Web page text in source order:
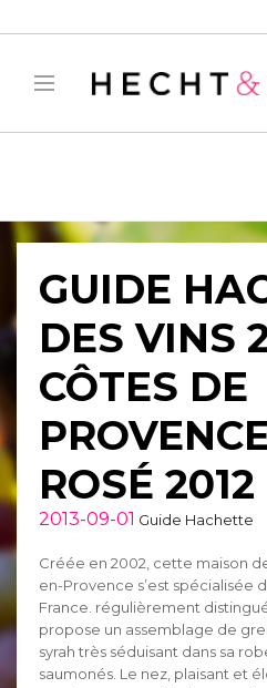
: filter_var() expects
manager/public/frontend.phpon
GUIDE
DES VINS
CÔTES DE
ROSÉ 2012
2013-09-01 Guide Hachette
Créée en 2002, cette maison
en-Provence s’est spécialisée
France. régulièrement
propose un assemblage de
syrah très séduisant dans sa
saumonés. Le nez, plaisant et